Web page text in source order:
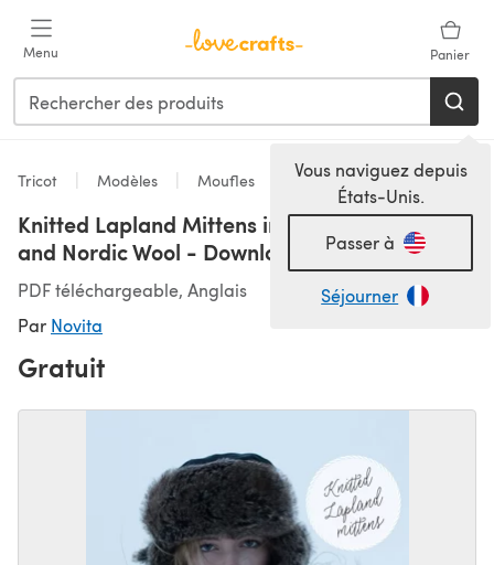
Menu Panier
Vous naviguez depuis
États-Unis.
Passer à
Séjourner
Tricot Modèles Moufles
Knitted Lapland Mittens in Novita 7 Veljestä
and Nordic Wool - Downloadable PDF
PDF téléchargeable, Anglais
Par Novita
Gratuit